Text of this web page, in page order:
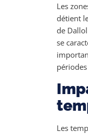
Les
détient
de
se
Les